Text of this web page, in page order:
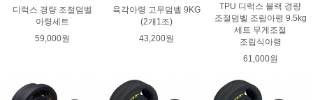
디럭스 경량 조절덤벨
아령세트
59,000원
육각아령 고무덤벨 9KG
(2개1조)
43,200원
TPU 디럭스 블랙 경량
조절덤벨 조립아령 9.5kg
세트 무게조절
조립식아령
61,000원